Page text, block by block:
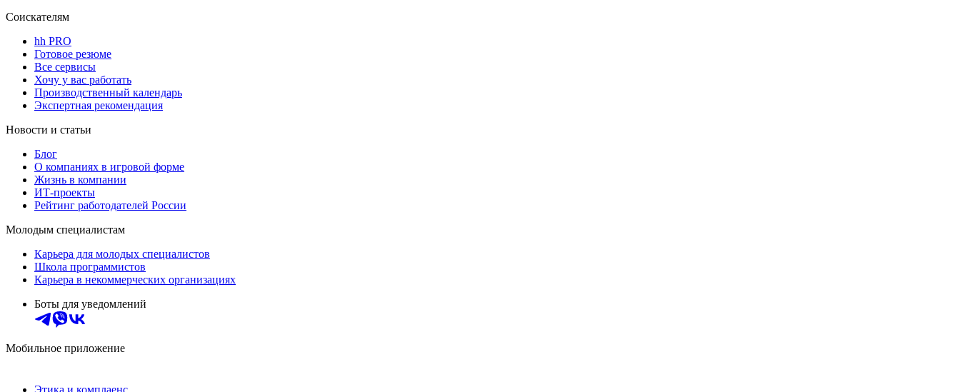
Соискателям
hh PRO
Готовое резюме
Все сервисы
Хочу у вас работать
Производственный календарь
Экспертная рекомендация
Новости и статьи
Блог
О компаниях в игровой форме
Жизнь в компании
ИТ-проекты
Рейтинг работодателей России
Молодым специалистам
Карьера для молодых специалистов
Школа программистов
Карьера в некоммерческих организациях
Боты для уведомлений
Мобильное приложение